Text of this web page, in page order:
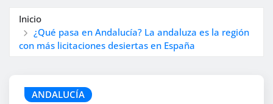
Inicio
¿Qué pasa en Andalucía? La andaluza es la región
con más licitaciones desiertas en España
ANDALUCÍA